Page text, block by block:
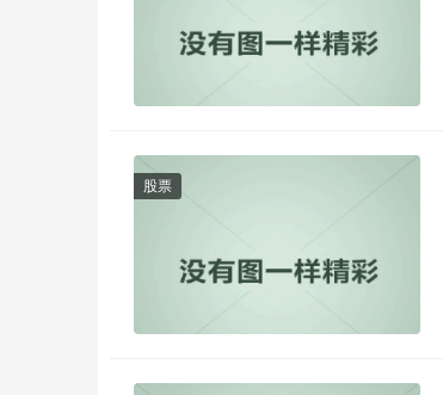
股票